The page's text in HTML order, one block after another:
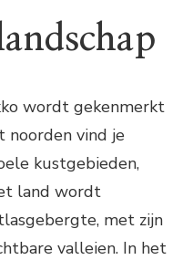
wordt gekenmerkt
noorden vind je
kustgebieden,
land wordt
met zijn
valleien. In het